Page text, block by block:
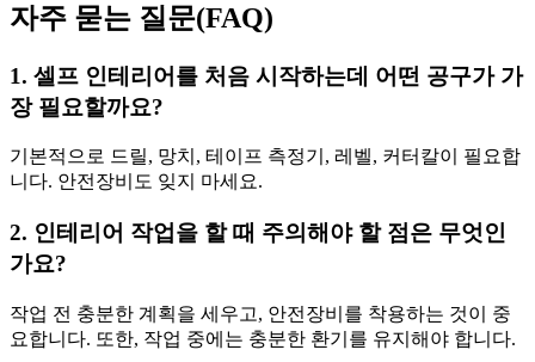
자주 묻는 질문(FAQ)
1. 셀프 인테리어를 처음 시작하는데 어떤 공구가 가
장 필요할까요?
기본적으로 드릴, 망치, 테이프 측정기, 레벨, 커터칼이 필요합
니다. 안전장비도 잊지 마세요.
2. 인테리어 작업을 할 때 주의해야 할 점은 무엇인
가요?
작업 전 충분한 계획을 세우고, 안전장비를 착용하는 것이 중
요합니다. 또한, 작업 중에는 충분한 환기를 유지해야 합니다.